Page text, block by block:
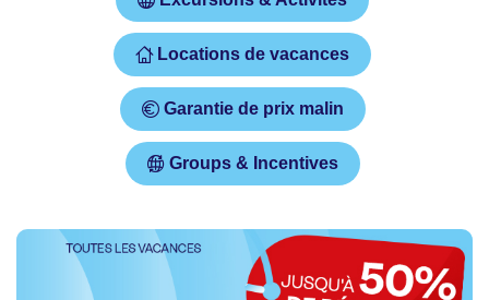
Locations de vacances
Garantie de prix malin
Groups & Incentives